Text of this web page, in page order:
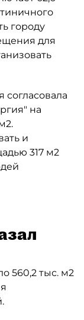
городу
для
на
и
317 м2
560,2 тыс. м2